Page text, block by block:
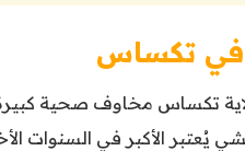
في تكساس
يُعتبر الأكبر في السنوات